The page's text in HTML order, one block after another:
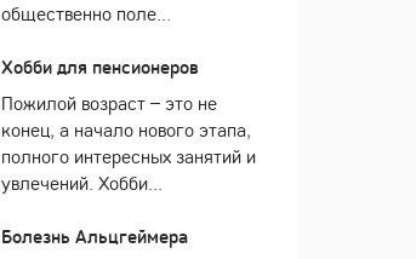
общественно поле...
Хобби для пенсионеров
Пожилой возраст – это не
конец, а начало нового этапа,
полного интересных занятий и
увлечений. Хобби...
Болезнь Альцгеймера